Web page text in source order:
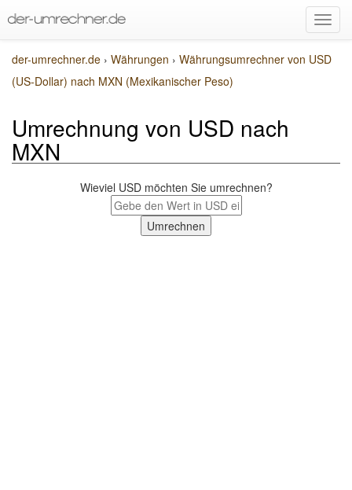
der-umrechner.de › Währungen › Währungsumrechner von USD
(US-Dollar) nach MXN (Mexikanischer Peso)
Umrechnung von USD nach
MXN
Wieviel USD möchten Sie umrechnen?